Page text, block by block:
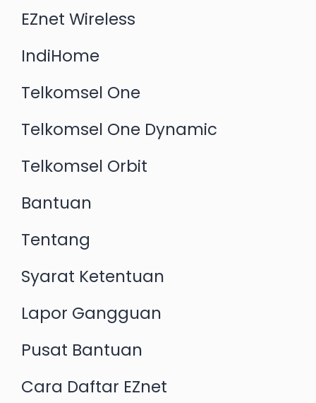
EZnet Wireless
IndiHome
Telkomsel One
Telkomsel One Dynamic
Telkomsel Orbit
Bantuan
Tentang
Syarat Ketentuan
Lapor Gangguan
Pusat Bantuan
Cara Daftar EZnet